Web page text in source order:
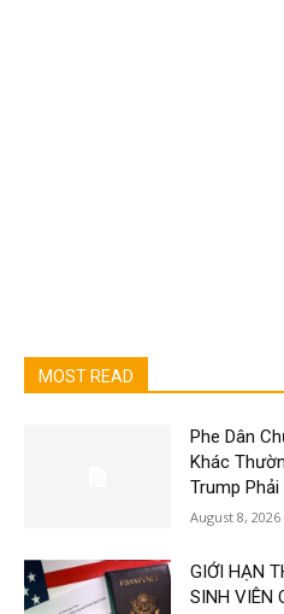
MOST READ
Phe Dân
Khác
Trump Phải
August 8, 2026
GIỚI HẠN
SINH VIÊN